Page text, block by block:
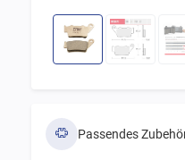
Passendes